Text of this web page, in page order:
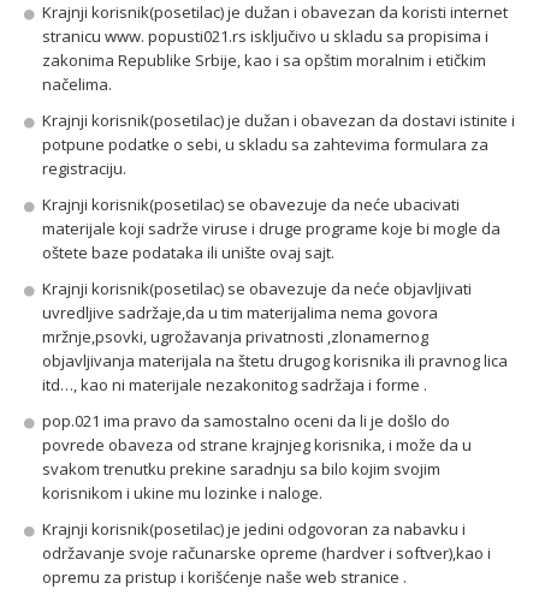
Krajnji korisnik(posetilac) je dužan i obavezan da koristi internet
stranicu www. popusti021.rs isključivo u skladu sa propisima i
zakonima Republike Srbije, kao i sa opštim moralnim i etičkim
načelima.
Krajnji korisnik(posetilac) je dužan i obavezan da dostavi istinite i
potpune podatke o sebi, u skladu sa zahtevima formulara za
registraciju.
Krajnji korisnik(posetilac) se obavezuje da neće ubacivati
materijale koji sadrže viruse i druge programe koje bi mogle da
oštete baze podataka ili unište ovaj sajt.
Krajnji korisnik(posetilac) se obavezuje da neće objavljivati
uvredljive sadržaje,da u tim materijalima nema govora
mržnje,psovki, ugrožavanja privatnosti ,zlonamernog
objavljivanja materijala na štetu drugog korisnika ili pravnog lica
itd…, kao ni materijale nezakonitog sadržaja i forme .
pop.021 ima pravo da samostalno oceni da li je došlo do
povrede obaveza od strane krajnjeg korisnika, i može da u
svakom trenutku prekine saradnju sa bilo kojim svojim
korisnikom i ukine mu lozinke i naloge.
Krajnji korisnik(posetilac) je jedini odgovoran za nabavku i
održavanje svoje računarske opreme (hardver i softver),kao i
opremu za pristup i korišćenje naše web stranice .